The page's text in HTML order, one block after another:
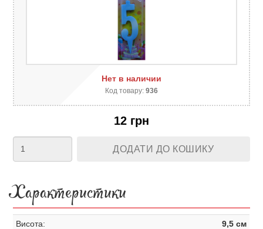
Нет в наличии
Код товару: 936
12 грн
ДОДАТИ ДО КОШИКУ
Характеристики
Висота:
9,5 см